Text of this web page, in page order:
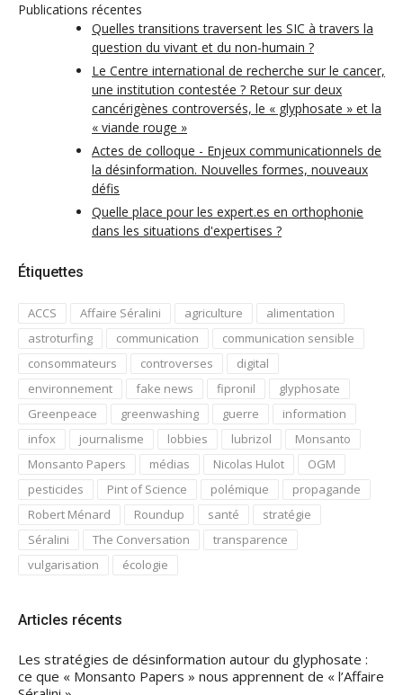
Publications récentes
Quelles transitions traversent les SIC à travers la
question du vivant et du non-humain ?
Le Centre international de recherche sur le cancer,
une institution contestée ? Retour sur deux
cancérigènes controversés, le « glyphosate » et la
« viande rouge »
Actes de colloque - Enjeux communicationnels de
la désinformation. Nouvelles formes, nouveaux
défis
Quelle place pour les expert.es en orthophonie
dans les situations d'expertises ?
Étiquettes
ACCS Affaire Séralini agriculture
alimentation
astroturfing
communication
communication sensible
consommateurs
controverses
digital
environnement
fake news fipronil
glyphosate
Greenpeace
greenwashing guerre
information
infox
journalisme lobbies lubrizol
Monsanto
Monsanto Papers
médias Nicolas Hulot
OGM
pesticides
Pint of Science polémique
propagande
Robert Ménard
Roundup santé
stratégie
Séralini
The Conversation
transparence
vulgarisation
écologie
Articles récents
Les stratégies de désinformation autour du glyphosate :
ce que « Monsanto Papers » nous apprennent de « l’Affaire